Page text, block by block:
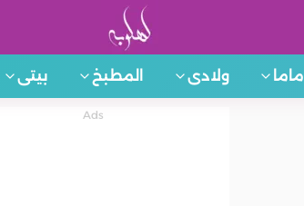
ماما ولادى المطبخ بيتى